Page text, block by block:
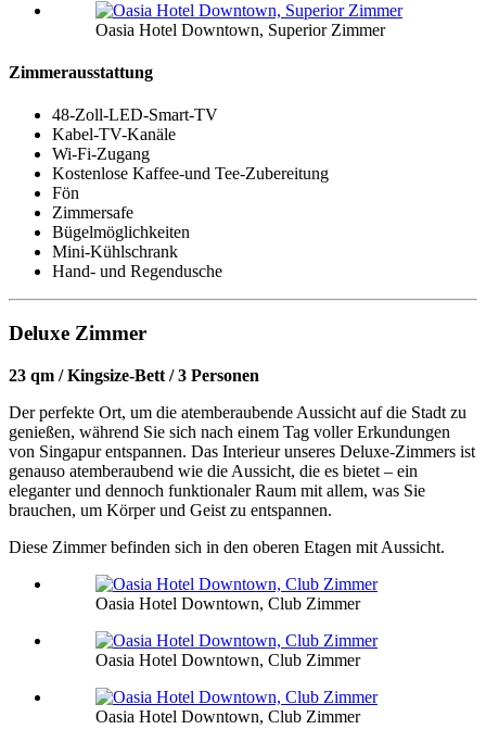
Oasia Hotel Downtown, Superior Zimmer
Zimmerausstattung
48-Zoll-LED-Smart-TV
Kabel-TV-Kanäle
Wi-Fi-Zugang
Kostenlose Kaffee-und Tee-Zubereitung
Fön
Zimmersafe
Bügelmöglichkeiten
Mini-Kühlschrank
Hand- und Regendusche
Deluxe Zimmer
23 qm / Kingsize-Bett / 3 Personen
Der perfekte Ort, um die atemberaubende Aussicht auf die Stadt zu
genießen, während Sie sich nach einem Tag voller Erkundungen
von Singapur entspannen. Das Interieur unseres Deluxe-Zimmers ist
genauso atemberaubend wie die Aussicht, die es bietet – ein
eleganter und dennoch funktionaler Raum mit allem, was Sie
brauchen, um Körper und Geist zu entspannen.
Diese Zimmer befinden sich in den oberen Etagen mit Aussicht.
Oasia Hotel Downtown, Club Zimmer
Oasia Hotel Downtown, Club Zimmer
Oasia Hotel Downtown, Club Zimmer